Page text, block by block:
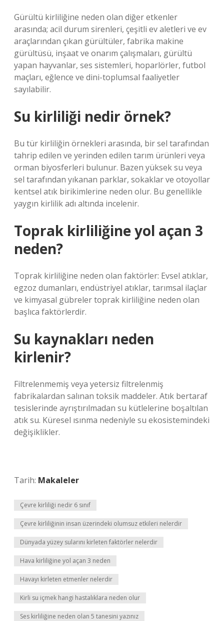
Gürültü kirliliğine neden olan diğer etkenler
arasında; acil durum sirenleri, çeşitli ev aletleri ve ev
araçlarından çıkan gürültüler, fabrika makine
gürültüsü, inşaat ve onarım çalışmaları, gürültü
yapan hayvanlar, ses sistemleri, hoparlörler, futbol
maçları, eğlence ve dini-toplumsal faaliyetler
sayılabilir.
Su kirliliği nedir örnek?
Bu tür kirliliğin örnekleri arasında, bir sel tarafından
tahrip edilen ve yerinden edilen tarım ürünleri veya
orman biyosferleri bulunur. Bazen yüksek su veya
sel tarafından yıkanan parklar, sokaklar ve otoyollar
kentsel atık birikimlerine neden olur. Bu genellikle
yaygın kirlilik adı altında incelenir.
Toprak kirliliğine yol açan 3
neden?
Toprak kirliliğine neden olan faktörler: Evsel atıklar,
egzoz dumanları, endüstriyel atıklar, tarımsal ilaçlar
ve kimyasal gübreler toprak kirliliğine neden olan
başlıca faktörlerdir.
Su kaynakları neden
kirlenir?
Filtrelenmemiş veya yetersiz filtrelenmiş
fabrikalardan salınan toksik maddeler. Atık bertaraf
tesislerinde ayrıştırılmadan su kütlelerine boşaltılan
atık su. Küresel ısınma nedeniyle su ekosistemindeki
değişiklikler.
Tarih: Makaleler
Çevre kirliliği nedir 6 sınıf
Çevre kirliliğinin insan üzerindeki olumsuz etkileri nelerdir
Dünyada yüzey sularını kirleten faktörler nelerdir
Hava kirliliğine yol açan 3 neden
Havayı kirleten etmenler nelerdir
Kirli su içmek hangi hastalıklara neden olur
Ses kirliliğine neden olan 5 tanesini yazınız